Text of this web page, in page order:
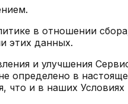
в отношении
этих данных.
и улучшения
определено в
что и в наших Условиях